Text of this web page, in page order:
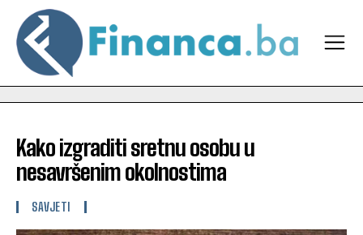
Kako izgraditi sretnu osobu u
nesavršenim okolnostima
SAVJETI